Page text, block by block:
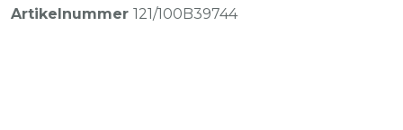
Artikelnummer 121/100B39744